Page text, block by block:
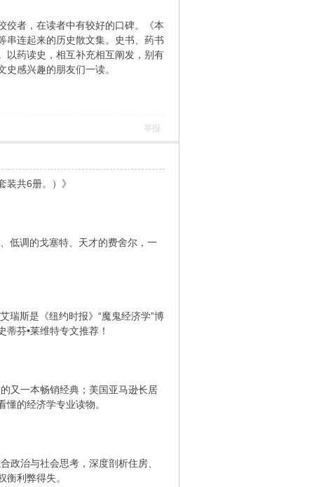
佼者，在读者中有较好的口碑。《本
串连起来的历史散文集。史书、药书
以药读史，相互补充相互阐发，别有
感兴趣的朋友们一读。
举报
共6册。）》
低调的戈塞特、天才的费舍尔，一
瑞斯是《纽约时报》“魔鬼经济学”博
芬•莱维特专文推荐！
又一本畅销经典；美国亚马逊长居
的经济学专业读物。
政治与社会思考，深度剖析住房、
利弊得失。